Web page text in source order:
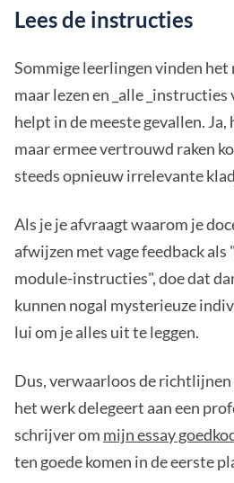
Lees de instructies
Sommige leerlingen vinden
maar lezen en _alle
helpt in de meeste gevallen.
maar ermee vertrouwd raken
steeds opnieuw irrelevante
Als je je afvraagt waarom je
afwijzen met vage feedback
module-instructies", doe dat
kunnen nogal mysterieuze
lui om je alles uit te leggen.
Dus, verwaarloos de
het werk delegeert aan een
schrijver om mijn essay
ten goede komen in de eerste